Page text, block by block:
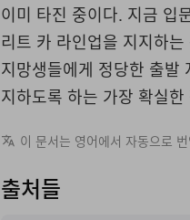
이미 타진 중이다. 지금 입
리트 카 라인업을 지지하
지망생들에게 정당한 출발
지하도록 하는 가장 확실
이 문서는 영어에서 자동으로
출처들